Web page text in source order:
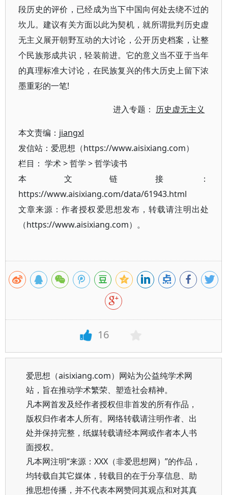
段历史的评价，已经成为当下中国向何处去绕不过的
坎儿。建议有关方面以此为契机，就所谓批判历史虚
无主义展开朝野互动的大讨论，公开历史档案，让整
个民族形成共识，轻装前进。它的意义当不亚于当年
的真理标准大讨论，在民族复兴的伟大历史上留下浓
墨重彩的一笔!
进入专题： 历史虚无主义
本文责编： jiangxl
发信站：爱思想（https://www.aisixiang.com）
栏目： 学术>哲学 >哲学读书
本文链接：
https://www.aisixiang.com/data/61943.html
文章来源：作者授权爱思想发布，转载请注明出处
（https://www.aisixiang.com）。
16
爱思想（aisixiang.com）网站为公益纯学术网
站，旨在推动学术繁荣、塑造社会精神。
凡本网首发及经作者授权但非首发的所有作品，
版权归作者本人所有。网络转载请注明作者、出
处并保持完整，纸媒转载请经本网或作者本人书
面授权。
凡本网注明“来源：XXX（非爱思想网）”的作品，
均转载自其它媒体，转载目的在于分享信息、助
推思想传播，并不代表本网赞同其观点和对其真